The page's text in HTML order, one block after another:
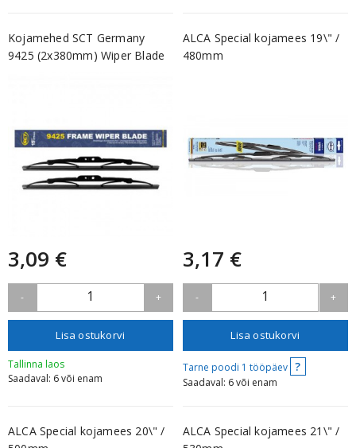
Kojamehed SCT Germany
9425 (2x380mm) Wiper Blade
3,09 €
- 1 +
Lisa ostukorvi
Tallinna laos
Saadaval: 6 või enam
ALCA Special kojamees 19\" /
480mm
3,17 €
- 1 +
Lisa ostukorvi
Tarne poodi 1 tööpäev ?
Saadaval: 6 või enam
ALCA Special kojamees 20\" /
ALCA Special kojamees 21\" /